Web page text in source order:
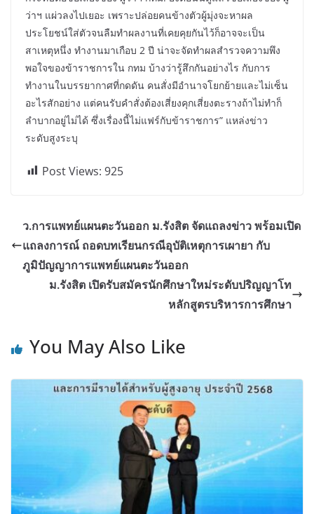
ว่าฯ แผ่วลงไปเยอะ เพราะปล่อยคนข้างตัวผู้มุ่งจะหาผล
ประโยชน์ใส่ตัวจนลืมทำผลงานที่เคยคุยกันไว้ก็อาจจะเป็น
สาเหตุหนึ่ง ทำงานมาเกือบ 2 ปี น่าจะจัดทำผลสำรวจความพึง
พอใจของข้าราชการใน กทม บ้างว่ารู้สึกกันอย่างไร กับการ
ทำงานในบรรยากาศที่กดดัน คนสั่งมีอำนาจโยกย้ายและไม่เซ็น
อะไรสักอย่าง แต่คนรับคำสั่งต้องเสี่ยงคุกเสี่ยงตะรางถ้าไม่ทำก็
ลำบากอยู่ไม่ได้ ซึ่งเรื่องนี้ไม่แฟร์กับข้าราชการ” แหล่งข่าว
ระดับสูงระบุ
Post Views: 925
ว.การแพทย์แผนตะวันออก ม.รังสิต จัดแถลงข่าว พร้อมเปิด
แถลงการณ์ ถอดบทเรียนกรณีอุบัติเหตุการเผายา กับ
ภูมิปัญญาการแพทย์แผนตะวันออก
ม.รังสิต เปิดรับสมัครนักศึกษาใหม่ระดับปริญญาโท
หลักสูตรบริหารการศึกษา
You May Also Like